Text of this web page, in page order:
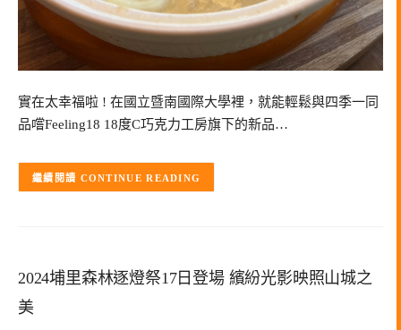
實在太幸福啦 ! 在國立暨南國際大學裡，就能輕鬆與四季一同
品嚐Feeling18 18度C巧克力工房旗下的新品…
CONTINUE READING
2024埔里森林逐燈祭17日登場 繽紛光影映照山城之
美